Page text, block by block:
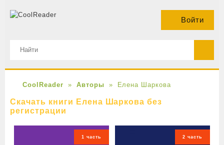
Войти
CoolReader Авторы Елена Шаркова
Скачать книги Елена Шаркова без
регистрации
1 часть 2 часть